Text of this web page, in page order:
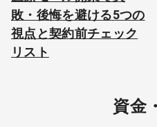
敗・後悔を避ける5つの
視点と契約前チェック
リスト
資金